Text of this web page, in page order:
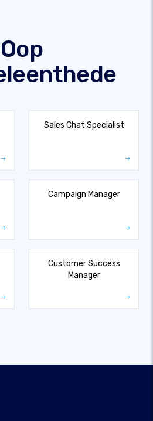
Oop
Sales Chat Specialist
Campaign Manager
Customer Success
Manager